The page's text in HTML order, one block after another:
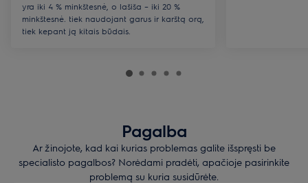
yra iki 4 % minkštesnė, o lašiša – iki 20 %
minkštesnė. tiek naudojant garus ir karštą orą,
tiek kepant ją kitais būdais.
Pagalba
Ar žinojote, kad kai kurias problemas galite išspręsti be
specialisto pagalbos? Norėdami pradėti, apačioje pasirinkite
problemą su kuria susidūrėte.